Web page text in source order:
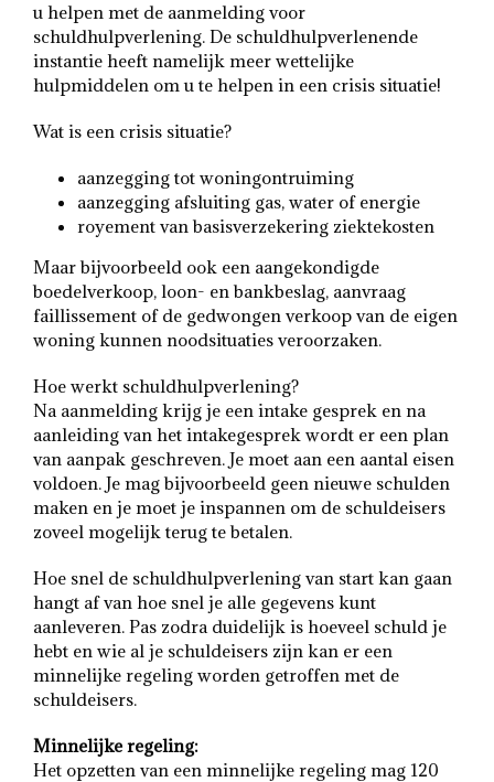
u helpen met de aanmelding voor
schuldhulpverlening. De schuldhulpverlenende
instantie heeft namelijk meer wettelijke
hulpmiddelen om u te helpen in een crisis situatie!
Wat is een crisis situatie?
aanzegging tot woningontruiming
aanzegging afsluiting gas, water of energie
royement van basisverzekering ziektekosten
Maar bijvoorbeeld ook een aangekondigde
boedelverkoop, loon- en bankbeslag, aanvraag
faillissement of de gedwongen verkoop van de eigen
woning kunnen noodsituaties veroorzaken.
Hoe werkt schuldhulpverlening?
Na aanmelding krijg je een intake gesprek en na
aanleiding van het intakegesprek wordt er een plan
van aanpak geschreven. Je moet aan een aantal eisen
voldoen. Je mag bijvoorbeeld geen nieuwe schulden
maken en je moet je inspannen om de schuldeisers
zoveel mogelijk terug te betalen.
Hoe snel de schuldhulpverlening van start kan gaan
hangt af van hoe snel je alle gegevens kunt
aanleveren. Pas zodra duidelijk is hoeveel schuld je
hebt en wie al je schuldeisers zijn kan er een
minnelijke regeling worden getroffen met de
schuldeisers.
Minnelijke regeling:
Het opzetten van een minnelijke regeling mag 120